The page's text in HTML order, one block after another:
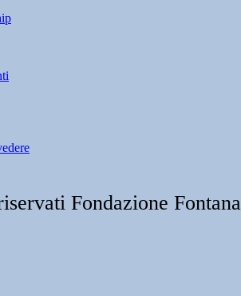
Fondazione